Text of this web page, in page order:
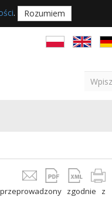
. Rozumiem
zgodnie z